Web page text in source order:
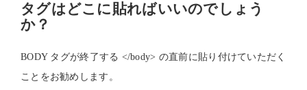
タグはどこに貼ればいいのでしょう
か？
BODY タグが終了する </body> の直前に貼り付けていただく
ことをお勧めします。